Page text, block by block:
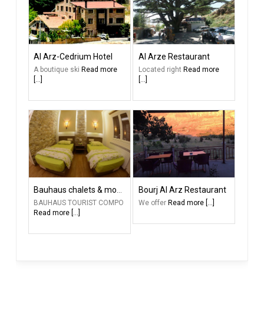
Al Arz-Cedrium Hotel
A boutique ski Read more
[...]
Al Arze Restaurant
Located right Read more
[...]
BAUHAUS TOURIST COMPO
Read more [...]
Bourj Al Arz Restaurant
We offer Read more [...]